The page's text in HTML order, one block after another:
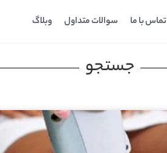
تماس با ما سوالات متداول وبلاگ
جستجو